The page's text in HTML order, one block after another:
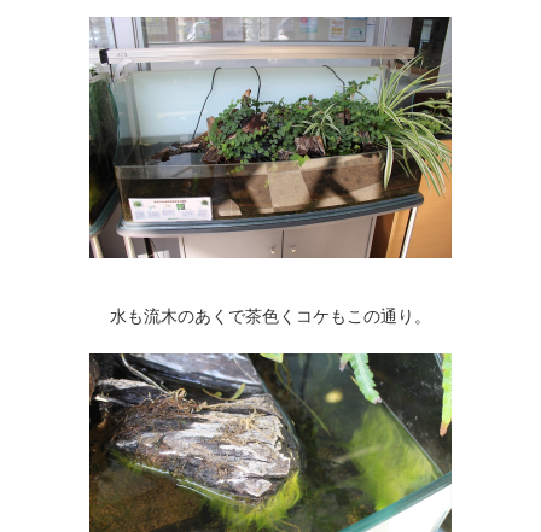
水も流木のあくで茶色くコケもこの通り。